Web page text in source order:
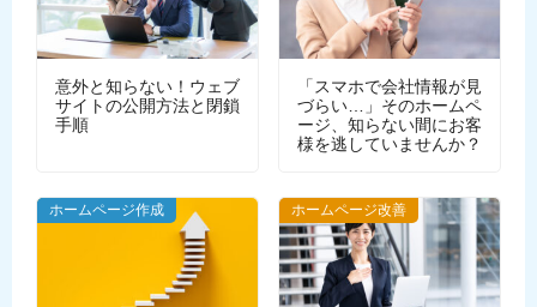
意外と知らない！ウェブ
サイトの公開方法と閉鎖
手順
「スマホで会社情報が見
づらい…」そのホームペ
ージ、知らない間にお客
様を逃していませんか？
WEBデザイン
ホームページ作成 ホームページ改善